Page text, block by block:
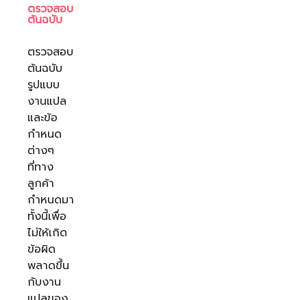
ตรวจสอบ
ต้นฉบับ
ตรวจสอบ
ต้นฉบับ
รูปแบบ
งานแปล
และข้อ
กำหนด
ต่างๆ
ที่ทาง
ลูกค้า
กำหนดมา
ทั้งนี้เพื่อ
ไม่ให้เกิด
ข้อผิด
พลาดขึ้น
กับงาน